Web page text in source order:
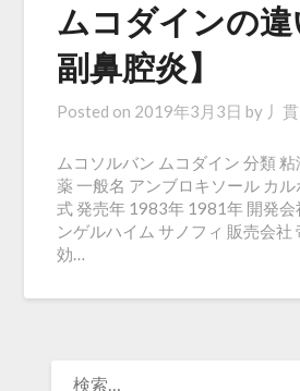
ムコダインの違
副鼻腔炎】
Posted on 2019年3月3日 by 丿貫
ムコソルバン ムコダイン 分類
薬 一般名 アンブロキソール カ
式 発売年 1983年 1981年 開発会
ンゲルハイム サノフィ 販売会社
効…